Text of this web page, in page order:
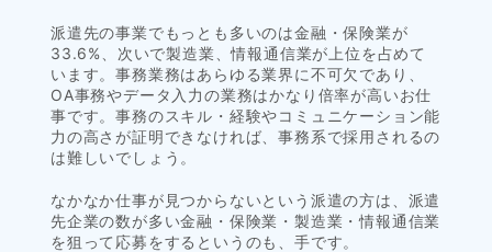
派遣先の事業でもっとも多いのは金融・保険業が
33.6%、次いで製造業、情報通信業が上位を占めて
います。事務業務はあらゆる業界に不可欠であり、
OA事務やデータ入力の業務はかなり倍率が高いお仕
事です。事務のスキル・経験やコミュニケーション能
力の高さが証明できなければ、事務系で採用されるの
は難しいでしょう。
なかなか仕事が見つからないという派遣の方は、派遣
先企業の数が多い金融・保険業・製造業・情報通信業
を狙って応募をするというのも、手です。